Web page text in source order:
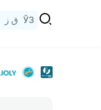
ق ز ЎЗ